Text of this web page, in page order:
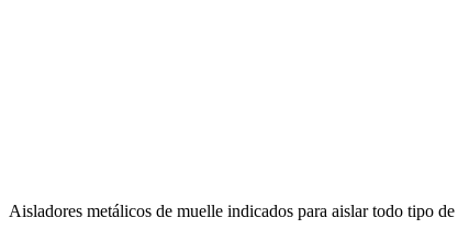
Aisladores metálicos de muelle indicados para aislar todo tipo